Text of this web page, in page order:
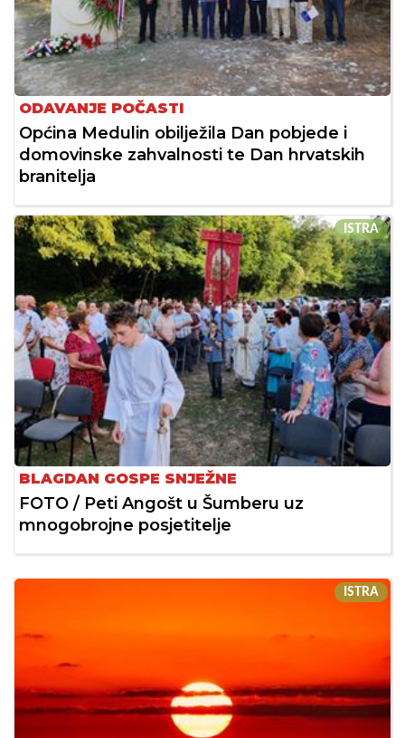
ODAVANJE POČASTI
Općina Medulin obilježila Dan pobjede i
domovinske zahvalnosti te Dan hrvatskih
branitelja
ISTRA
BLAGDAN GOSPE SNJEŽNE
FOTO / Peti Angošt u Šumberu uz
mnogobrojne posjetitelje
ISTRA